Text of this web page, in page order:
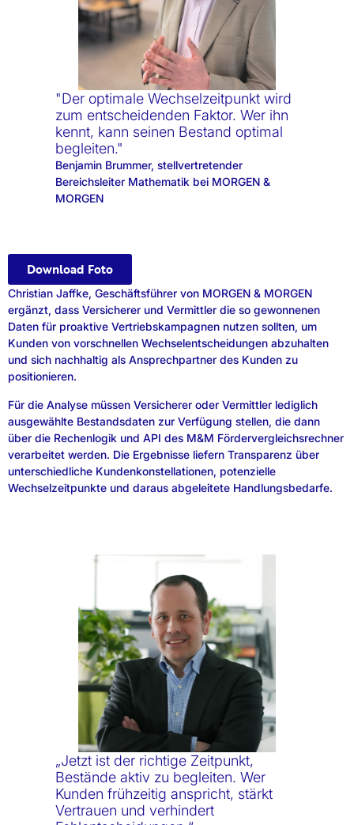
"Der optimale Wechselzeitpunkt wird
zum entscheidenden Faktor. Wer ihn
kennt, kann seinen Bestand optimal
begleiten."
Benjamin Brummer, stellvertretender
Bereichsleiter Mathematik bei MORGEN &
MORGEN
Download Foto
Christian Jaffke, Geschäftsführer von MORGEN & MORGEN
ergänzt, dass Versicherer und Vermittler die so gewonnenen
Daten für proaktive Vertriebskampagnen nutzen sollten, um
Kunden von vorschnellen Wechselentscheidungen abzuhalten
und sich nachhaltig als Ansprechpartner des Kunden zu
positionieren.
Für die Analyse müssen Versicherer oder Vermittler lediglich
ausgewählte Bestandsdaten zur Verfügung stellen, die dann
über die Rechenlogik und API des M&M Fördervergleichsrechner
verarbeitet werden. Die Ergebnisse liefern Transparenz über
unterschiedliche Kundenkonstellationen, potenzielle
Wechselzeitpunkte und daraus abgeleitete Handlungsbedarfe.
„Jetzt ist der richtige Zeitpunkt,
Bestände aktiv zu begleiten. Wer
Kunden frühzeitig anspricht, stärkt
Vertrauen und verhindert